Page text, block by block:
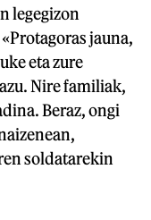
legegizon
jauna,
eta zure
Nire familiak,
Beraz, ongi
soldatarekin